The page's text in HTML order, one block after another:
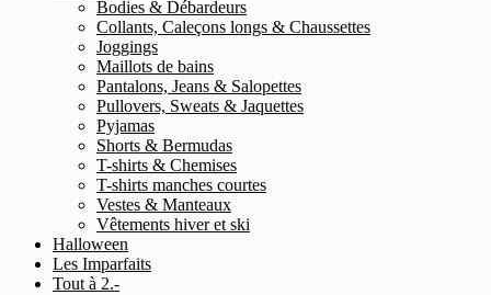
Bodies & Débardeurs
Collants, Caleçons longs & Chaussettes
Joggings
Maillots de bains
Pantalons, Jeans & Salopettes
Pullovers, Sweats & Jaquettes
Pyjamas
Shorts & Bermudas
T-shirts & Chemises
T-shirts manches courtes
Vestes & Manteaux
Vêtements hiver et ski
Halloween
Les Imparfaits
Tout à 2.-